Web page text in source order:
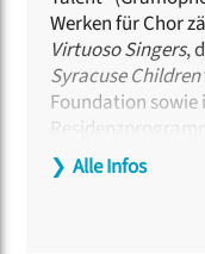
Werken für Chor
Virtuoso Singers,
Syracuse
Foundation sowie
Forum. Seine
einer wahren
❯ Alle Infos